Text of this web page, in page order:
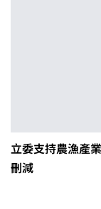
立委支持農漁產
刪減